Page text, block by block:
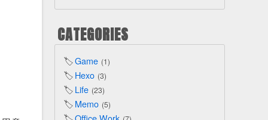
CATEGORIES
Game 1
Hexo 3
Life 23
Memo 5